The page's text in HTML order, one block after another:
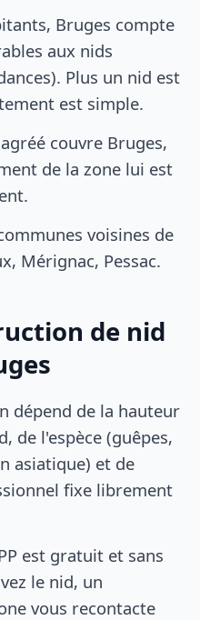
Bruges compte
aux nids
Plus un nid est
est simple.
couvre Bruges,
de la zone lui est
voisines de
Mérignac, Pessac.
de nid
dépend de la hauteur
de l'espèce (guêpes,
asiatique) et de
fixe librement
est gratuit et sans
le nid, un
vous recontacte